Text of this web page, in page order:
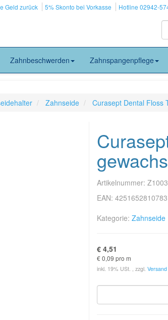
Geld zurück 5% Skonto bei Vorkasse Hotline 02942-
Zahnbeschwerden Zahnspangenpflege
Zahnseide Curasept Dental Floss
Artikelnummer:
EAN: 4251652810783
Kategorie: Zahnseide
€ 4,51
€ 0,09 pro m
inkl. 19% USt. , zzgl. Versand